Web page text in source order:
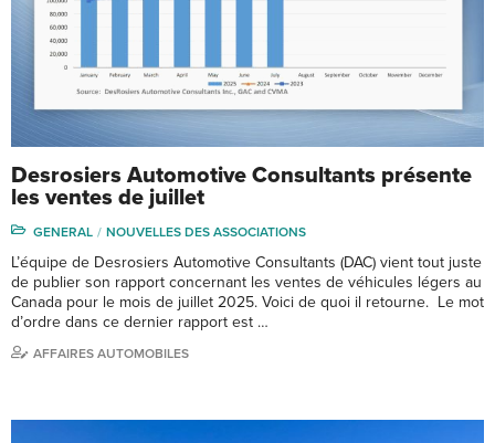
Desrosiers Automotive Consultants présente
les ventes de juillet
GENERAL NOUVELLES DES ASSOCIATIONS
L’équipe de Desrosiers Automotive Consultants (DAC) vient tout juste
de publier son rapport concernant les ventes de véhicules légers au
Canada pour le mois de juillet 2025. Voici de quoi il retourne. Le mot
d’ordre dans ce dernier rapport est …
AFFAIRES AUTOMOBILES